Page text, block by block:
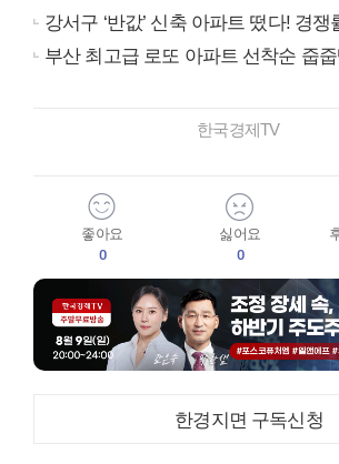
강서구 ‘반값’ 신축 아파트 떴다! 경쟁
부산 최고급 로또 아파트 선착순 줍
한국경제TV
좋아요
0
싫어요
0
한경지면 구독신청